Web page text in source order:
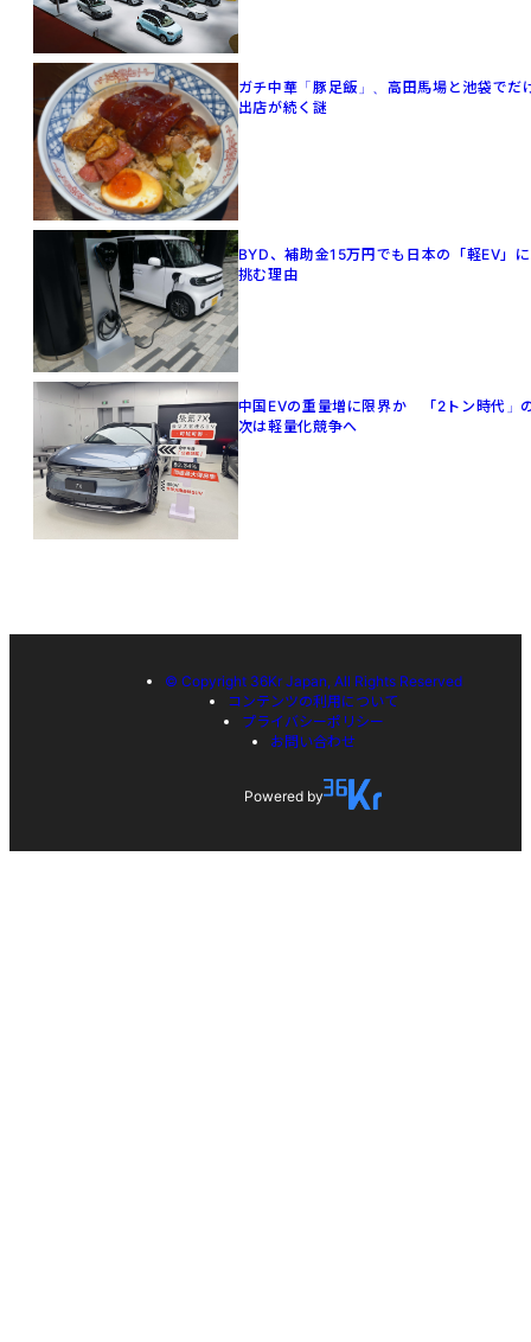
ガチ中華「豚足飯」、高田馬場と池袋でだ
出店が続く謎
BYD、補助金15万円でも日本の「軽EV」に
挑む理由
中国EVの重量増に限界か 「2トン時代」
次は軽量化競争へ
© Copyright 36Kr Japan, All Rights Reserved
コンテンツの利用について
プライバシーポリシー
お問い合わせ
Powered by